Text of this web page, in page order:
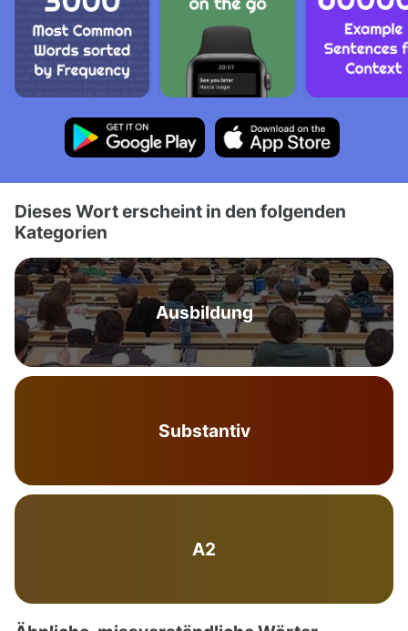
Dieses Wort erscheint in den folgenden
Kategorien
Ausbildung
Substantiv
A2